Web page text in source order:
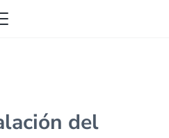
del